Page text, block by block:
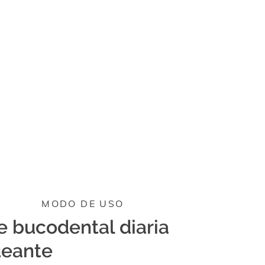
MODO DE USO
bucodental diaria